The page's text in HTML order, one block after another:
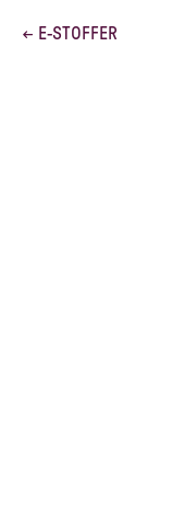
← E-STOFFER